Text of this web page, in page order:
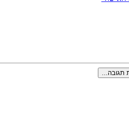
תגובה...